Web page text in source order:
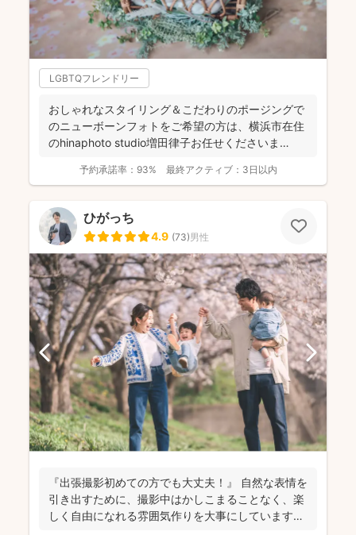
LGBTQフレンドリー
おしゃれなスタイリング＆こだわりのポージングで
のニューボーンフォトをご希望の方は、横浜市在住
のhinaphoto studio増田律子お任せくださいま
予約承諾率： 93% 最終アクティブ： 3日以内
ひがっち
4.9 (73)男性
『出張撮影初めての方でも大丈夫！』 自然な表情を
引き出すために、撮影中はかしこまることなく、楽
しく自由になれる雰囲気作りを大事にしています＾